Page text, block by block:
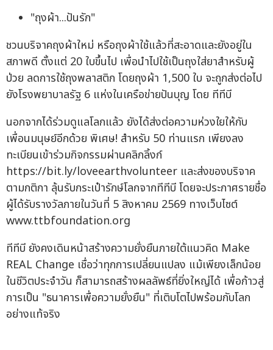
"ถุงผ้า...ปันรัก"
ชวนบริจาคถุงผ้าใหม่ หรือถุงผ้าใช้แล้วที่สะอาดและยังอยู่ใน
สภาพดี ตั้งแต่ 20 ใบขึ้นไป เพื่อนำไปใช้เป็นถุงใส่ยาสำหรับผู้
ป่วย ลดการใช้ถุงพลาสติก โดยถุงผ้า 1,500 ใบ จะถูกส่งต่อไป
ยังโรงพยาบาลรัฐ 6 แห่งในเครือข่ายปันบุญ โดย ทีทีบี
นอกจากได้ร่วมดูแลโลกแล้ว ยังได้ส่งต่อความห่วงใยให้กับ
เพื่อนมนุษย์อีกด้วย พิเศษ! สำหรับ 50 ท่านแรก เพียงลง
ทะเบียนเข้าร่วมกิจกรรมผ่านคลิกลิ้งก์
https://bit.ly/loveearthvolunteer และส่งของบริจาค
ตามกติกา ลุ้นรับกระเป๋ารักษ์โลกจากทีทีบี โดยจะประกาศรายชื่อ
ผู้ได้รับรางวัลภายในวันที่ 5 สิงหาคม 2569 ทางเว็บไซต์
www.ttbfoundation.org
ทีทีบี ยังคงเดินหน้าสร้างความยั่งยืนภายใต้แนวคิด Make
REAL Change เชื่อว่าทุกการเปลี่ยนแปลง แม้เพียงเล็กน้อย
ในชีวิตประจำวัน ก็สามารถสร้างผลลัพธ์ที่ยิ่งใหญ่ได้ เพื่อก้าวสู่
การเป็น "ธนาคารเพื่อความยั่งยืน" ที่เติบโตไปพร้อมกับโลก
อย่างแท้จริง